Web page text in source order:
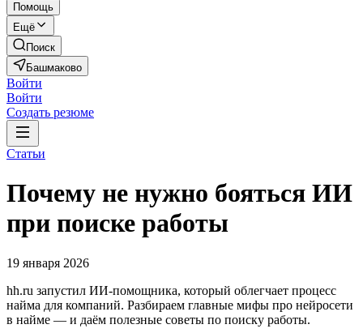
Помощь
Ещё
Поиск
Башмаково
Войти
Войти
Создать резюме
Статьи
Почему не нужно бояться ИИ
при поиске работы
19 января 2026
hh.ru запустил ИИ-помощника, который облегчает процесс
найма для компаний. Разбираем главные мифы про нейросети
в найме — и даём полезные советы по поиску работы.